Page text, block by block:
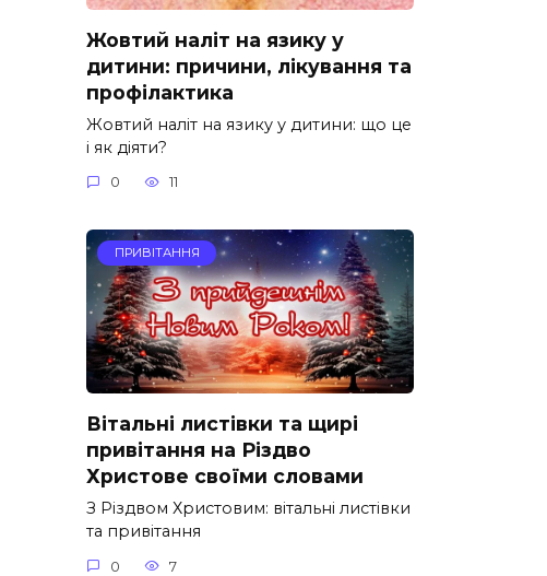
Жовтий наліт на язику у
дитини: причини, лікування та
профілактика
Жовтий наліт на язику у дитини: що це
і як діяти?
0 11
ПРИВІТАННЯ
Вітальні листівки та щирі
привітання на Різдво
Христове своїми словами
З Різдвом Христовим: вітальні листівки
та привітання
0 7